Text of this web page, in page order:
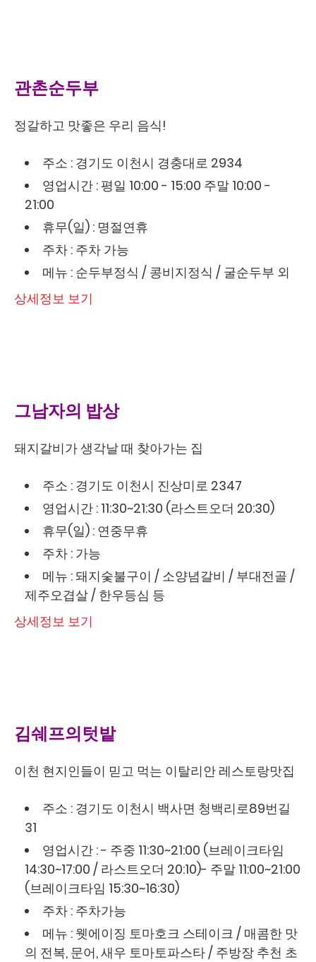
관촌순두부
정갈하고 맛좋은 우리 음식!
주소 : 경기도 이천시 경충대로 2934
영업시간 : 평일 10:00 - 15:00 주말 10:00 -
21:00
휴무(일) : 명절연휴
주차 : 주차 가능
메뉴 : 순두부정식 / 콩비지정식 / 굴순두부 외
상세정보 보기
그남자의 밥상
돼지갈비가 생각날 때 찾아가는 집
주소 : 경기도 이천시 진상미로 2347
영업시간 : 11:30~21:30 (라스트오더 20:30)
휴무(일) : 연중무휴
주차 : 가능
메뉴 : 돼지숯불구이 / 소양념갈비 / 부대전골 /
제주오겹살 / 한우등심 등
상세정보 보기
김쉐프의텃밭
이천 현지인들이 믿고 먹는 이탈리안 레스토랑맛집
주소 : 경기도 이천시 백사면 청백리로89번길
31
영업시간 : - 주중 11:30~21:00 (브레이크타임
14:30~17:00 / 라스트오더 20:10)- 주말 11:00~21:00
(브레이크타임 15:30~16:30)
주차 : 주차가능
메뉴 : 웻에이징 토마호크 스테이크 / 매콤한 맛
의 전복, 문어, 새우 토마토파스타 / 주방장 추천 초